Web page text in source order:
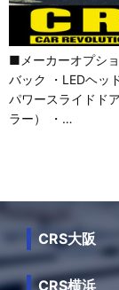
■メーカーオプシ
バック ・LEDヘッ
パワースライドド
ラー） ・…
CRS大阪
CRS横浜